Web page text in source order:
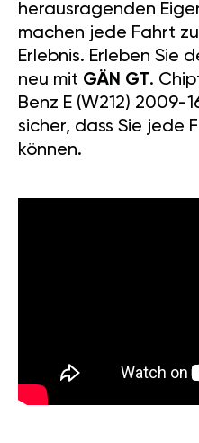
herausragenden
machen jede Fahrt
Erlebnis. Erleben Sie
neu mit GÄN GT.
Benz E (W212) 2009-
sicher, dass Sie jede
können.